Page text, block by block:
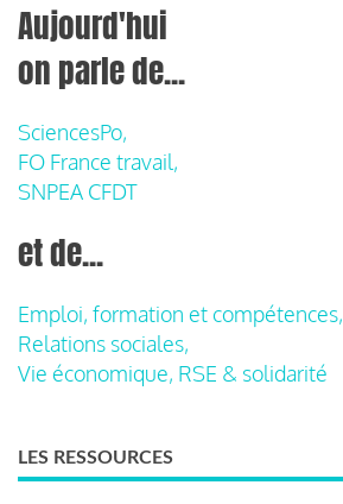
Aujourd'hui
on parle de...
SciencesPo,
FO France travail,
SNPEA CFDT
et de...
Emploi, formation et compétences,
Relations sociales,
Vie économique, RSE & solidarité
LES RESSOURCES